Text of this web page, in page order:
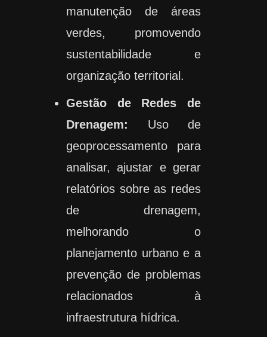
manutenção de áreas
verdes, promovendo
sustentabilidade e
organização territorial.
Gestão de Redes de
Drenagem: Uso de
geoprocessamento para
analisar, ajustar e gerar
relatórios sobre as redes
de drenagem,
melhorando o
planejamento urbano e a
prevenção de problemas
relacionados à
infraestrutura hídrica.